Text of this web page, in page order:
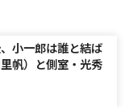
小一郎は誰と結ば
帆）と側室・光秀